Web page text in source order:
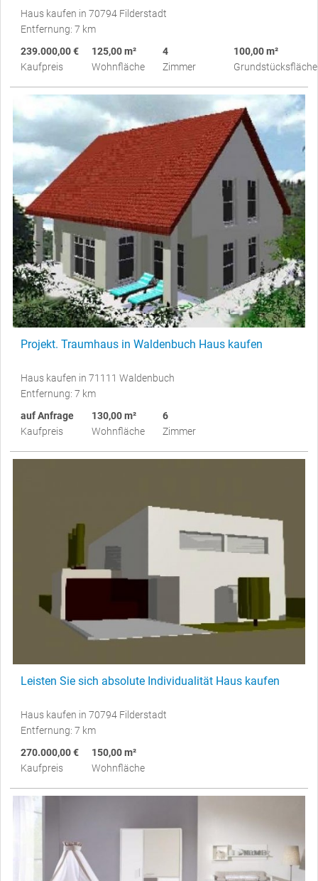
Haus kaufen in 70794 Filderstadt
Entfernung: 7 km
239.000,00 €
Kaufpreis
125,00 m²
Wohnfläche
4
Zimmer
100,00 m²
Grundstücksfläche
Projekt. Traumhaus in Waldenbuch Haus kaufen
Haus kaufen in 71111 Waldenbuch
Entfernung: 7 km
auf Anfrage
Kaufpreis
130,00 m²
Wohnfläche
6
Zimmer
Leisten Sie sich absolute Individualität Haus kaufen
Haus kaufen in 70794 Filderstadt
Entfernung: 7 km
270.000,00 €
Kaufpreis
150,00 m²
Wohnfläche